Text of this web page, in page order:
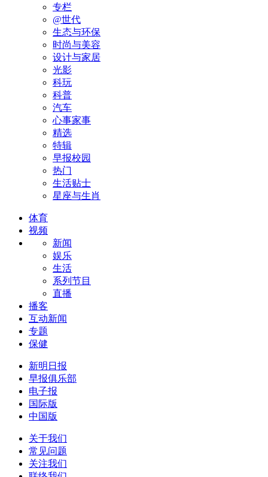
专栏
@世代
生态与环保
时尚与美容
设计与家居
光影
科玩
科普
汽车
心事家事
精选
特辑
早报校园
热门
生活贴士
星座与生肖
体育
视频
新闻
娱乐
生活
系列节目
直播
播客
互动新闻
专题
保健
新明日报
早报俱乐部
电子报
国际版
中国版
关于我们
常见问题
关注我们